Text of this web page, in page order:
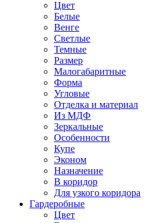
Цвет
Белые
Венге
Светлые
Темные
Размер
Малогабаритные
Форма
Угловые
Отделка и материал
Из МДФ
Зеркальные
Особенности
Купе
Эконом
Назначение
В коридор
Для узкого коридора
Гардеробные
Цвет